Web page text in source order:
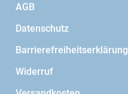
AGB
Datenschutz
Barrierefreiheitserklärung
Widerruf